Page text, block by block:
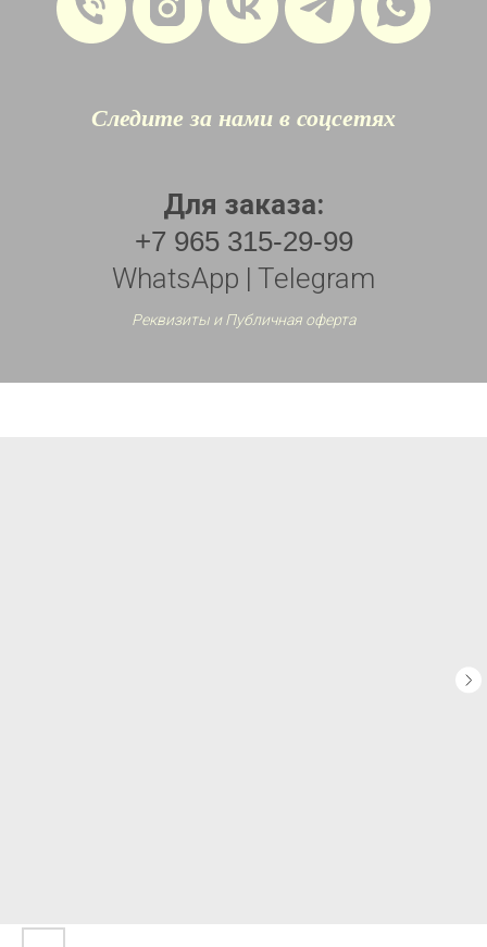
Следите за нами в соцсетях
Для заказа:
+7 965 315-29-99
WhatsApp | Telegram
Реквизиты и Публичная оферта